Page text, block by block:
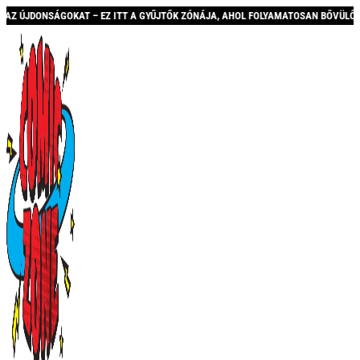
A GYŰJTŐK ZÓNÁJA, AHOL FOLYAMATOSAN BŐVÜLŐ KÍNÁLATTAL ÉS